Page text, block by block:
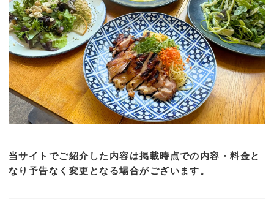
当サイトでご紹介した内容は掲載時点での内容・料金と
なり予告なく変更となる場合がございます。